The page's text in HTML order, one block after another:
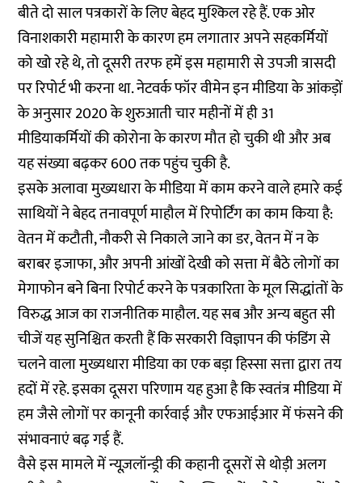
बीते दो साल पत्रकारों के लिए बेहद मुश्किल रहे हैं. एक ओर
विनाशकारी महामारी के कारण हम लगातार अपने सहकर्मियों
को खो रहे थे, तो दूसरी तरफ हमें इस महामारी से उपजी त्रासदी
पर रिपोर्ट भी करना था.नेटवर्क फॉर वीमेन इन मीडिया के आंकड़ों
के अनुसार2020 के शुरुआती चार महीनों में ही31
मीडियाकर्मियोंकी कोरोना के कारण मौत हो चुकी थी और अब
यह संख्या बढ़कर 600 तक पहुंच चुकी है.
इसके अलावा मुख्यधारा के मीडिया में काम करने वाले हमारे कई
साथियों ने बेहद तनावपूर्ण माहौल में रिपोर्टिंग का काम किया है:
वेतन में कटौती, नौकरी से निकाले जाने का डर, वेतन में न के
बराबर इजाफा, और अपनी आंखों देखी को सत्ता में बैठे लोगों का
मेगाफोन बने बिना रिपोर्ट करने के पत्रकारिता के मूल सिद्धांतों के
विरुद्ध आज का राजनीतिक माहौल.यह सब और अन्यबहुत सी
चीजें यह सुनिश्चित करती हैं कि सरकारी विज्ञापन की फंडिंग से
चलने वाला मुख्यधारा मीडिया का एक बड़ा हिस्सा सत्ता द्वारा तय
हदों में रहे. इसका दूसरा परिणाम यह हुआ है कि स्वतंत्र मीडिया में
हम जैसे लोगों पर कानूनी कार्रवाई और एफआईआर में फंसने की
संभावनाएं बढ़ गई हैं.
वैसे इस मामले में न्यूज़लॉन्ड्री की कहानी दूसरों से थोड़ी अलग